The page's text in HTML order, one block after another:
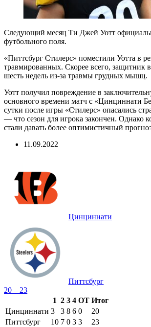
Следующий месяц Ти Джей Уотт
футбольного поля.
«Питтсбург Стилерс» поместили Уотта в
травмированных. Скорее всего, защитник
шесть недель из-за травмы грудных мышц.
Уотт получил повреждение в
основного времени матч с «Цинциннати
сутки после игры «Стилерс» опасались
— что сезон для игрока закончен. Однако
стали давать более оптимистичный
11.09.2022
Цинциннати
Питтсбург
20 – 23
1 2 3 4 OT Итог
Цинциннати 3 3 8 6 0
20
Питтсбург
10 7 0 3 3
23